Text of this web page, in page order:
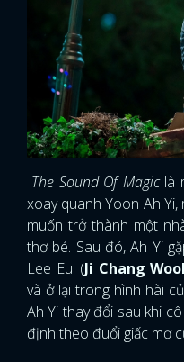
The Sound Of Magiclà
xoay quanh Yoon Ah
muốn trở thành một
thơ bé. Sau đó, Ah Yi
Lee Eul (Ji Chang
và ở lại trong hình hài
Ah Yi thay đổi sau khi
định theo đuổi giấc mơ